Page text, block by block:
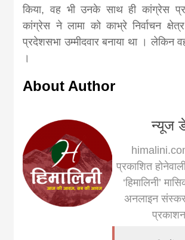
किया, वह भी उनके साथ ही कांग्रेस
कांग्रेस ने लामा को काभ्रे निर्वाचन
प्रदेशसभा उम्मीदवार बनाया था । लेकिन
।
About Author
न्यूज
प्रकाशित
‘हिमालिनी’
अनलाइन